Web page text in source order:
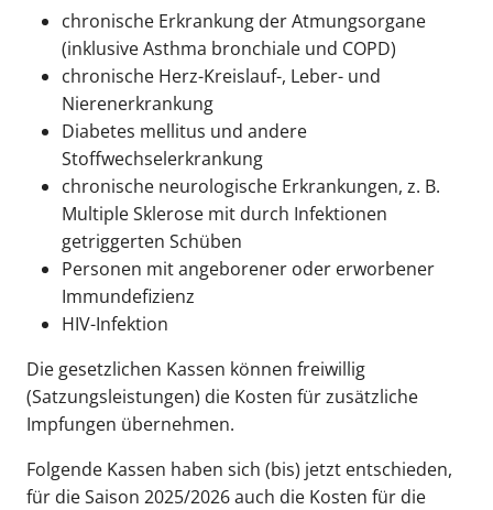
chronische Erkrankung der Atmungsorgane
(inklusive Asthma bronchiale und COPD)
chronische Herz-Kreislauf-, Leber- und
Nierenerkrankung
Diabetes mellitus und andere
Stoffwechselerkrankung
chronische neurologische Erkrankungen, z. B.
Multiple Sklerose mit durch Infektionen
getriggerten Schüben
Personen mit angeborener oder erworbener
Immundefizienz
HIV-Infektion
Die gesetzlichen Kassen können freiwillig
(Satzungsleistungen) die Kosten für zusätzliche
Impfungen übernehmen.
Folgende Kassen haben sich (bis) jetzt entschieden,
für die Saison 2025/2026 auch die Kosten für die